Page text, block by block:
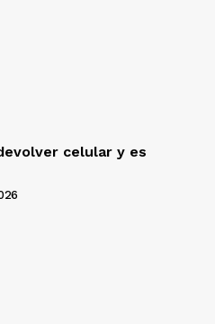
celular y es